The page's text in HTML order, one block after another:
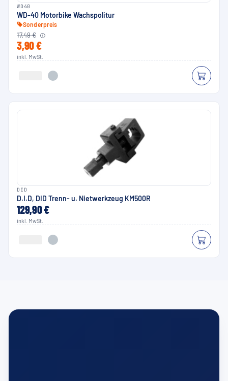
WD40
WD-40 Motorbike Wachspolitur
Sonderpreis
17,49 €
3,90 €
inkl. MwSt.
DID
D.I.D, DID Trenn- u. Nietwerkzeug KM500R
129,90 €
inkl. MwSt.